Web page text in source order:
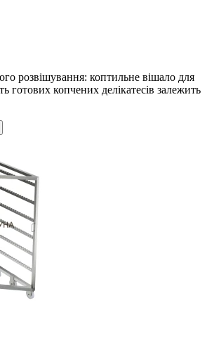
розвішування: коптильне вішало для
готових копчених делікатесів залежить